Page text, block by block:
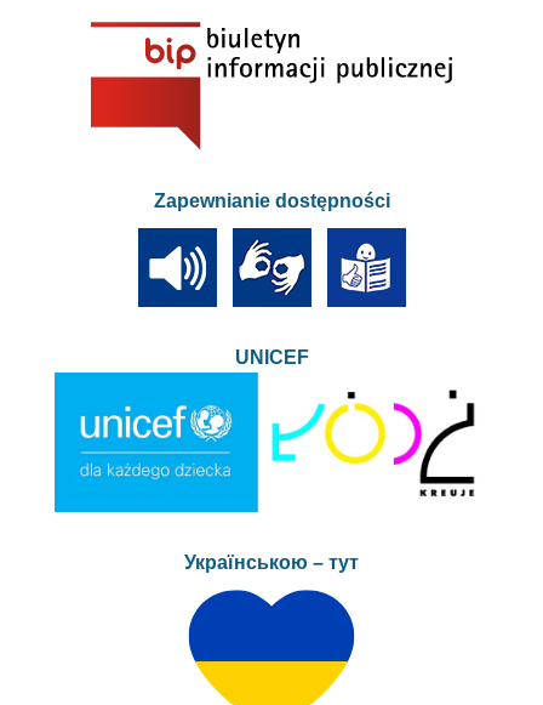
Zapewnianie dostępności
UNICEF
Українською – тут